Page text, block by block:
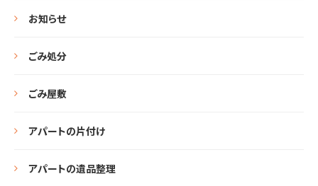
お知らせ
ごみ処分
ごみ屋敷
アパートの片付け
アパートの遺品整理